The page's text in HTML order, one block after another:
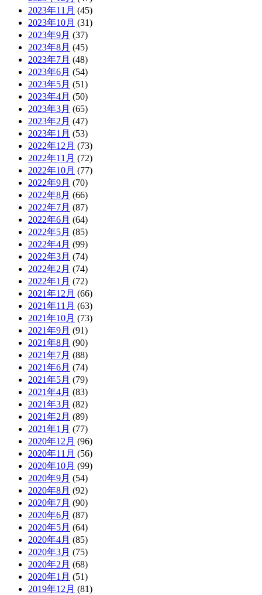
2023年11月 (45)
2023年10月 (31)
2023年9月 (37)
2023年8月 (45)
2023年7月 (48)
2023年6月 (54)
2023年5月 (51)
2023年4月 (50)
2023年3月 (65)
2023年2月 (47)
2023年1月 (53)
2022年12月 (73)
2022年11月 (72)
2022年10月 (77)
2022年9月 (70)
2022年8月 (66)
2022年7月 (87)
2022年6月 (64)
2022年5月 (85)
2022年4月 (99)
2022年3月 (74)
2022年2月 (74)
2022年1月 (72)
2021年12月 (66)
2021年11月 (63)
2021年10月 (73)
2021年9月 (91)
2021年8月 (90)
2021年7月 (88)
2021年6月 (74)
2021年5月 (79)
2021年4月 (83)
2021年3月 (82)
2021年2月 (89)
2021年1月 (77)
2020年12月 (96)
2020年11月 (56)
2020年10月 (99)
2020年9月 (54)
2020年8月 (92)
2020年7月 (90)
2020年6月 (87)
2020年5月 (64)
2020年4月 (85)
2020年3月 (75)
2020年2月 (68)
2020年1月 (51)
2019年12月 (81)